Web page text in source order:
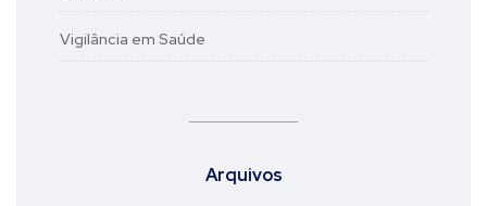
Vigilância em Saúde
Arquivos